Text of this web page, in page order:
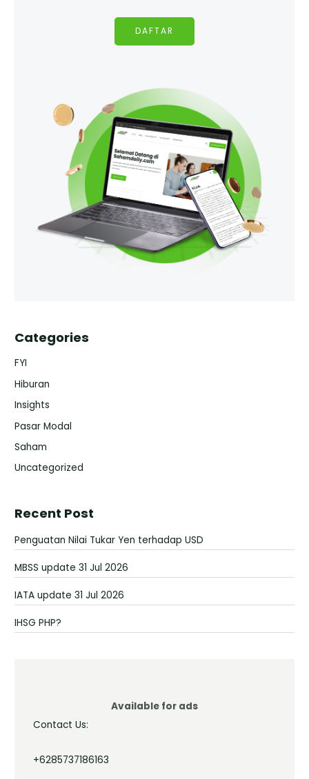
DAFTAR
Categories
FYI
Hiburan
Insights
Pasar Modal
Saham
Uncategorized
Recent Post
Penguatan Nilai Tukar Yen terhadap USD
MBSS update 31 Jul 2026
IATA update 31 Jul 2026
IHSG PHP?
Available for ads
Contact Us:
+6285737186163